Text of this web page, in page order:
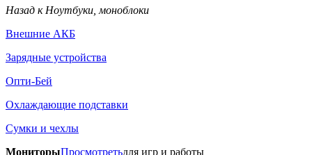
Назад к Ноутбуки, моноблоки
Внешние АКБ
Зарядные устройства
Опти-Бей
Охлаждающие подставки
Сумки и чехлы
МониторыПросмотретьдля игр и работы